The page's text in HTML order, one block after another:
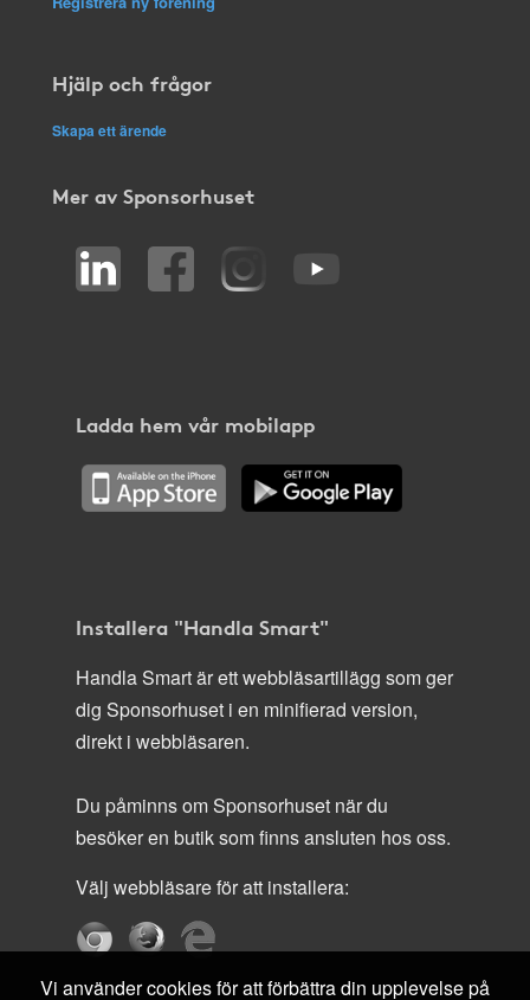
Hjälp och frågor
Skapa ett ärende
Mer av Sponsorhuset
Ladda hem vår mobilapp
Installera "Handla Smart"
Handla Smart är ett webbläsartillägg som ger
dig Sponsorhuset i en minifierad version,
direkt i webbläsaren.
Du påminns om Sponsorhuset när du
besöker en butik som finns ansluten hos oss.
Välj webbläsare för att installera:
Vi använder cookies för att förbättra din upplevelse på